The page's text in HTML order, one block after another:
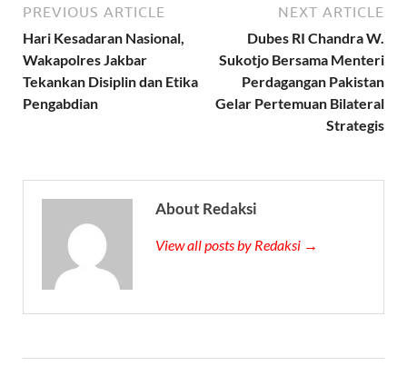
PREVIOUS ARTICLE
Hari Kesadaran Nasional,
Wakapolres Jakbar
Tekankan Disiplin dan Etika
Pengabdian
NEXT ARTICLE
Dubes RI Chandra W.
Sukotjo Bersama Menteri
Perdagangan Pakistan
Gelar Pertemuan Bilateral
Strategis
About Redaksi
View all posts by Redaksi →